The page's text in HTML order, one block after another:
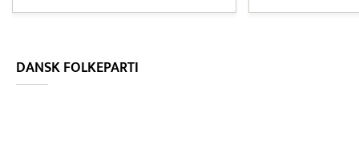
DANSK FOLKEPARTI